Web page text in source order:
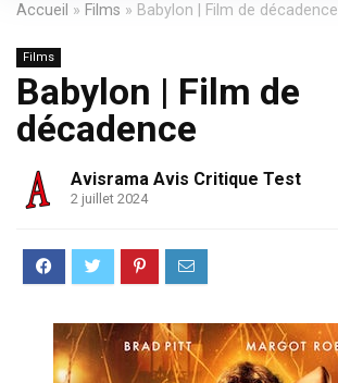
Accueil » Films » Babylon | Film de décadence
Films
Babylon | Film de
décadence
Avisrama Avis Critique Test
2 juillet 2024